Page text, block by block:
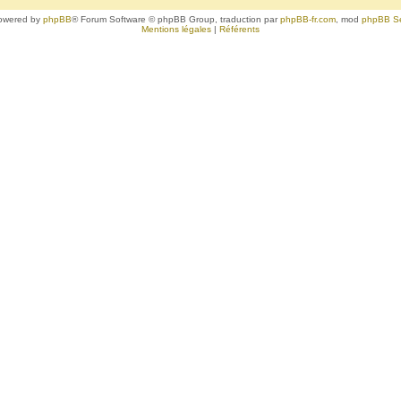
by phpBB® Forum Software © phpBB Group, traduction parphpBB-fr.com , mod phpBB
Mentions légales | Référents